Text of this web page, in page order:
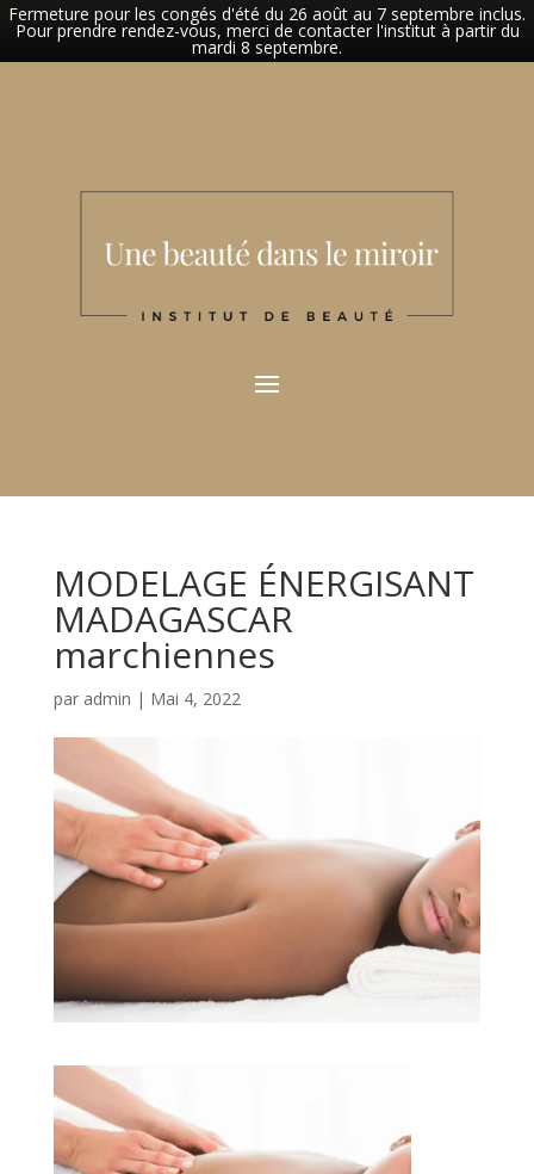
Fermeture pour les congés d'été du 26 août au 7 septembre inclus.
Pour prendre rendez-vous, merci de contacter l'institut à partir du
mardi 8 septembre.
MODELAGE ÉNERGISANT
MADAGASCAR
marchiennes
par admin | Mai 4, 2022